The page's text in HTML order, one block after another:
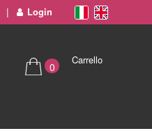
Login
0
Carrello